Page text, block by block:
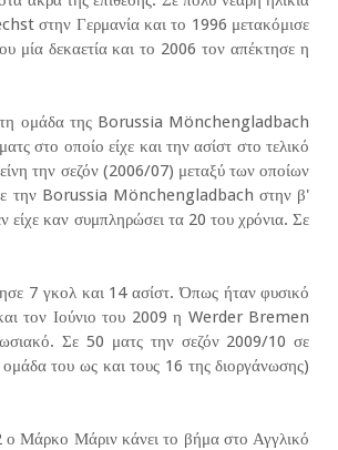
στην Γερμανία και το 1996 μετακόμισε
μία δεκαετία και το 2006 τον απέκτησε η
ομάδα της Borussia Mönchengladbach
στο οποίο είχε και την ασίστ στο τελικό
την σεζόν (2006/07) μεταξύ των οποίων
την Borussia Mönchengladbach στην β'
είχε καν συμπληρώσει τα 20 του χρόνια. Σε
7 γκολ και 14 ασίστ. Όπως ήταν φυσικό
τον Ιούνιο του 2009 η Werder Bremen
Σε 50 ματς την σεζόν 2009/10 σε
του ως και τους 16 της διοργάνωσης)
ο Μάρκο Μάριν κάνει το βήμα στο Αγγλικό